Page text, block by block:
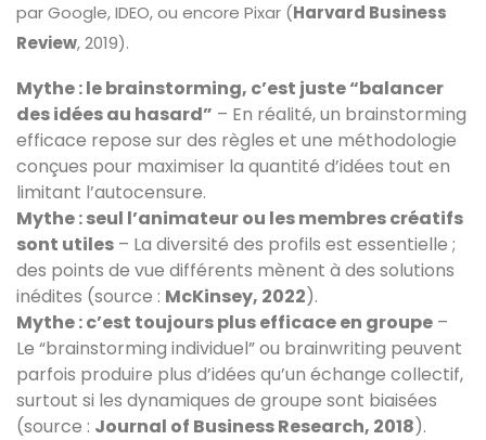
par Google, IDEO, ou encore Pixar (Harvard Business
Review, 2019).
Mythe : le brainstorming, c’est juste “balancer
des idées au hasard” – En réalité, un brainstorming
efficace repose sur des règles et une méthodologie
conçues pour maximiser la quantité d’idées tout en
limitant l’autocensure.
Mythe : seul l’animateur ou les membres créatifs
sont utiles – La diversité des profils est essentielle ;
des points de vue différents mènent à des solutions
inédites (source : McKinsey, 2022).
Mythe : c’est toujours plus efficace en groupe –
Le “brainstorming individuel” ou brainwriting peuvent
parfois produire plus d’idées qu’un échange collectif,
surtout si les dynamiques de groupe sont biaisées
(source : Journal of Business Research, 2018).